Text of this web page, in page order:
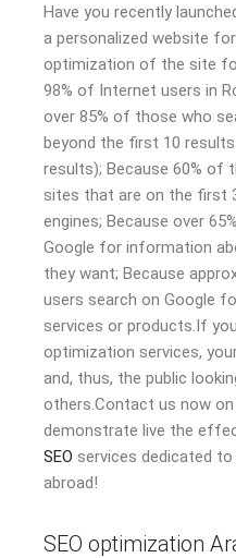
Have you recently
a personalized website
optimization of the site
98% of Internet users in
over 85% of those who
beyond the first 10
results); Because 60% of
sites that are on the first
engines; Because over
Google for information
they want; Because
users search on Google
services or products.If
optimization services,
and, thus, the public
others.Contact us now on
demonstrate live the
SEO services dedicated
abroad!
SEO optimization